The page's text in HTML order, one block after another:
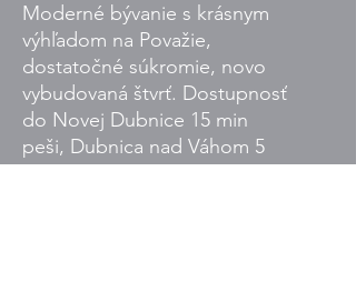
Moderné bývanie s krásnym
výhľadom na Považie,
dostatočné súkromie, novo
vybudovaná štvrť. Dostupnosť
do Novej Dubnice 15 min
peši, Dubnica nad Váhom 5